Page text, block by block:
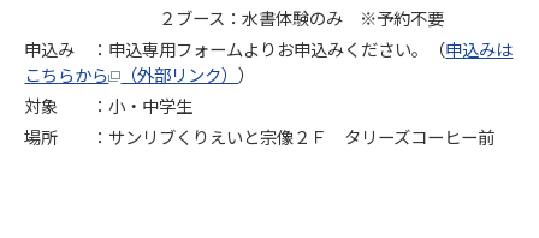
２ブース：水書体験のみ ※予約不要
申込み ：申込専用フォームよりお申込みください。（申込みは
こちらから
（外部リンク） ）
対象 ：小・中学生
場所 ：サンリブくりえいと宗像２Ｆ タリーズコーヒー前